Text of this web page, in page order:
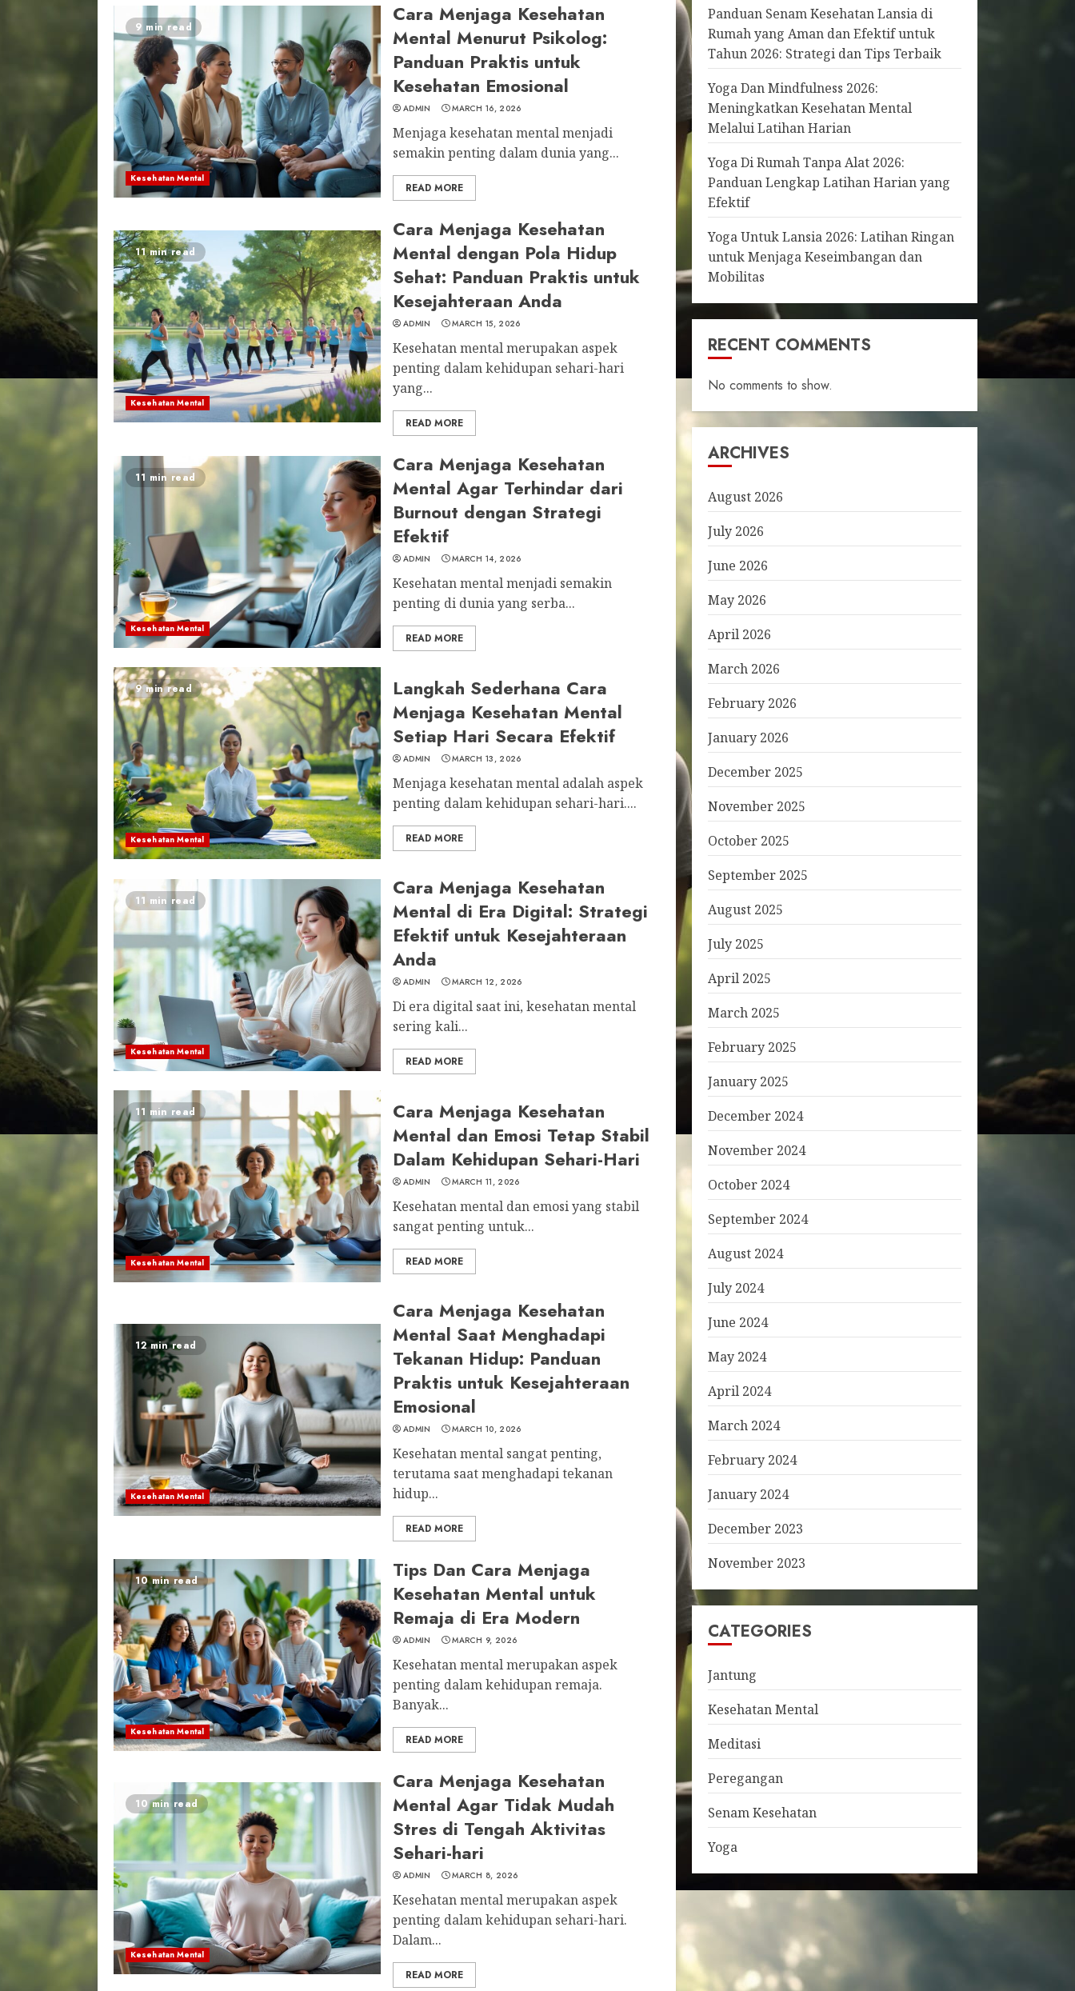
9 min read
Kesehatan Mental
Cara Menjaga Kesehatan
Mental Menurut Psikolog:
Panduan Praktis untuk
Kesehatan Emosional
ADMIN MARCH 16, 2026
Menjaga kesehatan mental menjadi
semakin penting dalam dunia yang...
READ MORE
11 min read
Kesehatan Mental
Cara Menjaga Kesehatan
Mental dengan Pola Hidup
Sehat: Panduan Praktis untuk
Kesejahteraan Anda
ADMIN MARCH 15, 2026
Kesehatan mental merupakan aspek
penting dalam kehidupan sehari-hari
yang...
READ MORE
11 min read
Kesehatan Mental
Cara Menjaga Kesehatan
Mental Agar Terhindar dari
Burnout dengan Strategi
Efektif
ADMIN MARCH 14, 2026
Kesehatan mental menjadi semakin
penting di dunia yang serba...
READ MORE
9 min read
Kesehatan Mental
Langkah Sederhana Cara
Menjaga Kesehatan Mental
Setiap Hari Secara Efektif
ADMIN MARCH 13, 2026
Menjaga kesehatan mental adalah aspek
penting dalam kehidupan sehari-hari....
READ MORE
11 min read
Kesehatan Mental
Cara Menjaga Kesehatan
Mental di Era Digital: Strategi
Efektif untuk Kesejahteraan
Anda
ADMIN MARCH 12, 2026
Di era digital saat ini, kesehatan mental
sering kali...
READ MORE
11 min read
Kesehatan Mental
Cara Menjaga Kesehatan
Mental dan Emosi Tetap Stabil
Dalam Kehidupan Sehari-Hari
ADMIN MARCH 11, 2026
Kesehatan mental dan emosi yang stabil
sangat penting untuk...
READ MORE
12 min read
Kesehatan Mental
Cara Menjaga Kesehatan
Mental Saat Menghadapi
Tekanan Hidup: Panduan
Praktis untuk Kesejahteraan
Emosional
ADMIN MARCH 10, 2026
Kesehatan mental sangat penting,
terutama saat menghadapi tekanan
hidup...
READ MORE
10 min read
Kesehatan Mental
Tips Dan Cara Menjaga
Kesehatan Mental untuk
Remaja di Era Modern
ADMIN MARCH 9, 2026
Kesehatan mental merupakan aspek
penting dalam kehidupan remaja.
Banyak...
READ MORE
10 min read
Kesehatan Mental
Cara Menjaga Kesehatan
Mental Agar Tidak Mudah
Stres di Tengah Aktivitas
Sehari-hari
ADMIN MARCH 8, 2026
Kesehatan mental merupakan aspek
penting dalam kehidupan sehari-hari.
Dalam...
READ MORE
Panduan Senam Kesehatan Lansia di
Rumah yang Aman dan Efektif untuk
Tahun 2026: Strategi dan Tips Terbaik
Yoga Dan Mindfulness 2026:
Meningkatkan Kesehatan Mental
Melalui Latihan Harian
Yoga Di Rumah Tanpa Alat 2026:
Panduan Lengkap Latihan Harian yang
Efektif
Yoga Untuk Lansia 2026: Latihan Ringan
untuk Menjaga Keseimbangan dan
Mobilitas
RECENT COMMENTS
No comments to show.
ARCHIVES
August 2026
July 2026
June 2026
May 2026
April 2026
March 2026
February 2026
January 2026
December 2025
November 2025
October 2025
September 2025
August 2025
July 2025
April 2025
March 2025
February 2025
January 2025
December 2024
November 2024
October 2024
September 2024
August 2024
July 2024
June 2024
May 2024
April 2024
March 2024
February 2024
January 2024
December 2023
November 2023
CATEGORIES
Jantung
Kesehatan Mental
Meditasi
Peregangan
Senam Kesehatan
Yoga